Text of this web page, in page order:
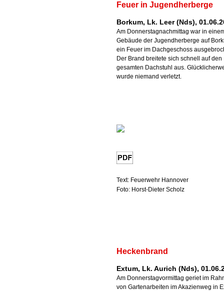
Feuer in Jugendherberge
Borkum, Lk. Leer (Nds),
Am Donnerstagnachmittag war in
Gebäude der Jugendherberge auf
ein Feuer im Dachgeschoss
Der Brand breitete sich schnell auf den
gesamten Dachstuhl aus.
wurde niemand verletzt.
Text: Feuerwehr Hannover
Foto: Horst-Dieter Scholz
Heckenbrand
Extum, Lk. Aurich (Nds),
Am Donnerstagvormittag geriet im
von Gartenarbeiten im Akazienweg in